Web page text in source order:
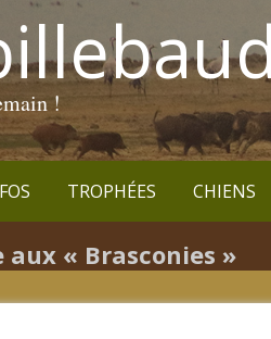
!
TROPHÉES CHIENS
aux « Brasconies »